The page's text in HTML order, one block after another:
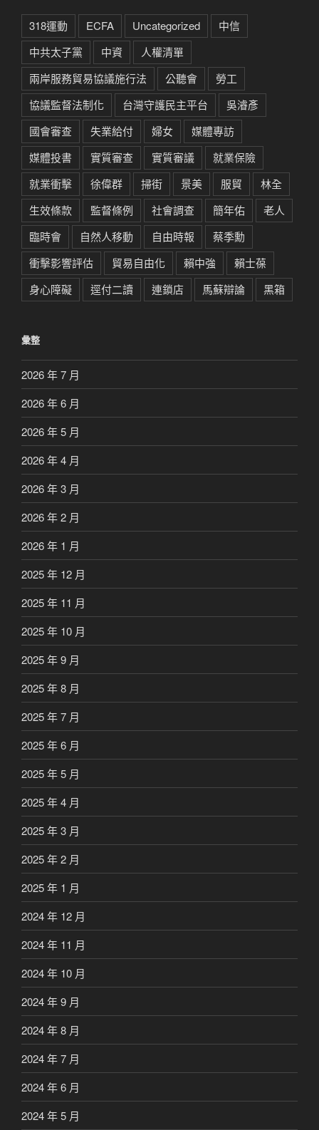
318運動 ECFA Uncategorized
中信
中共太子黨
中資
人權清單
兩岸服務貿易協議施行法
公聽會
勞工
協議監督法制化
台灣守護民主平台
吳濬彥
國會審查
失業給付 婦女
媒體專訪
媒體投書
實質審查 實質審議
就業保險
就業衝擊
徐偉群 掃街 景美 服貿
林全
生效條款
監督條例 社會調查 簡年佑
老人
臨時會
自然人移動 自由時報
蔡季勳
衝擊影響評估
貿易自由化 賴中強
賴士葆
身心障礙
逕付二讀 連鎖店 馬蘇辯論 黑箱
彙整
2026 年 7 月
2026 年 6 月
2026 年 5 月
2026 年 4 月
2026 年 3 月
2026 年 2 月
2026 年 1 月
2025 年 12 月
2025 年 11 月
2025 年 10 月
2025 年 9 月
2025 年 8 月
2025 年 7 月
2025 年 6 月
2025 年 5 月
2025 年 4 月
2025 年 3 月
2025 年 2 月
2025 年 1 月
2024 年 12 月
2024 年 11 月
2024 年 10 月
2024 年 9 月
2024 年 8 月
2024 年 7 月
2024 年 6 月
2024 年 5 月